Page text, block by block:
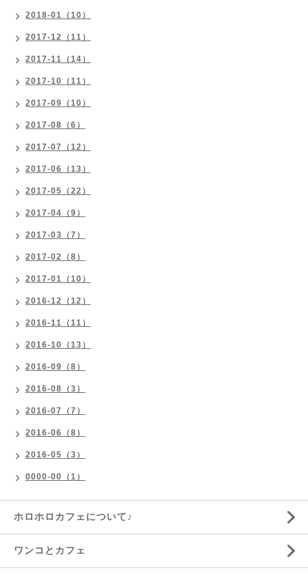
2018-01（10）
2017-12（11）
2017-11（14）
2017-10（11）
2017-09（10）
2017-08（6）
2017-07（12）
2017-06（13）
2017-05（22）
2017-04（9）
2017-03（7）
2017-02（8）
2017-01（10）
2016-12（12）
2016-11（11）
2016-10（13）
2016-09（8）
2016-08（3）
2016-07（7）
2016-06（8）
2016-05（3）
0000-00（1）
ホロホロカフェについて♪
ワンコとカフェ